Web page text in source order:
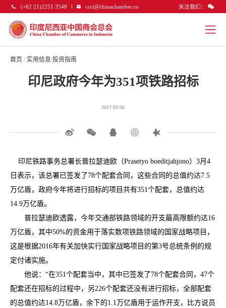
(+62 21)2251 3548 ccci@chinachamber.co 关注我们：
首页 / 实用信息/投资指南
印尼政府今年为351项铁路招标
2017.03.06
印尼铁路事务总署长普拉瑟迪欧（Prasetyo boeditjahjono）3月4
日表示，该总署已签发了78个配套合同，这些合同的总值约达7.5
万亿盾，政府今年将进行招标的项目共有351个配套，总值约达
14.9万亿盾。
普拉瑟迪欧透露，今年交通部铁路领域的开支最高限额约达16
万亿盾，其中50%的资金用于落实数项铁路领域的国家战略项目，
这是根据2016年有关加快实行国家战略项目的第3号总统条例的规
定付诸实施。
他说：“在351个配套当中，其中已签发了78个配套合同，47个
配套还在招标的过程中，另226个配套还没有进行招标，全部配套
的总值约达14.8万亿盾，余下的1.1万亿盾用于运作开支，比方说员